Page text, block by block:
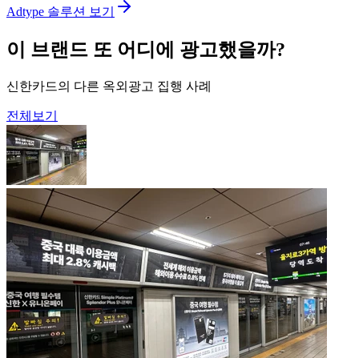
Adtype 솔루션 보기
이 브랜드 또 어디에 광고했을까?
신한카드의 다른 옥외광고 집행 사례
전체보기